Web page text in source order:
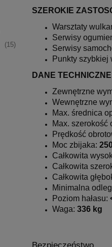
(15)
SZEROKIE
Warsztaty
Serwisy
Serwisy
Punkty szybkiej
DANE
Zewnętrzne
Wewnętrzne
Max. średnica
Max. szerokość
Prędkość
Moc zbijaka:
Całkowita
Całkowita
Całkowita
Minimalna
Poziom hałasu:
Waga: 336 kg